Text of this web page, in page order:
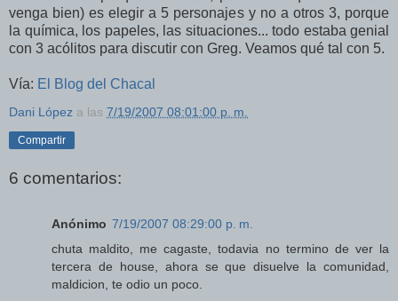
venga bien) es elegir a 5 personajes y no a otros 3, porque
la química, los papeles, las situaciones... todo estaba genial
con 3 acólitos para discutir con Greg. Veamos qué tal con 5.
Vía: El Blog del Chacal
Dani López a las 7/19/2007 08:01:00 p. m.
Compartir
6 comentarios:
Anónimo 7/19/2007 08:29:00 p. m.
chuta maldito, me cagaste, todavia no termino de ver la
tercera de house, ahora se que disuelve la comunidad,
maldicion, te odio un poco.